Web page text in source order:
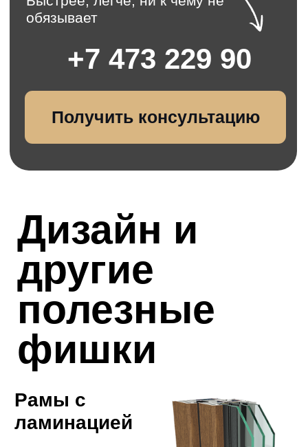
(матовые
стекла)
посторонних глаз: одним
нажатием кнопки стекло
Антивандальное
окно
Шумоизоляционное окно
Усиленное
внутреннее стекло и
ручка с секретным
замком убережет
ребенка от
Время взлома
Обычное окно бьется
за 6 сек., взлом створки
занимает 1-2мин.
Детское окно
с замком